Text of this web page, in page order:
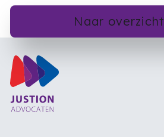
Naar overzicht